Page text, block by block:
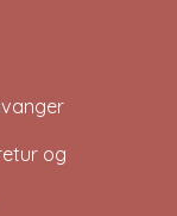
og